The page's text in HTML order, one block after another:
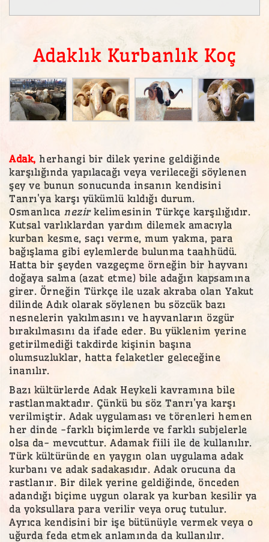
Adaklık Kurbanlık Koç
Adak, herhangi bir dilek yerine geldiğinde
karşılığında yapılacağı veya verileceği söylenen
şey ve bunun sonucunda insanın kendisini
Tanrı’ya karşı yükümlü kıldığı durum.
Osmanlıca nezirkelimesinin Türkçe karşılığıdır.
Kutsal varlıklardan yardım dilemek amacıyla
kurban kesme, saçı verme, mum yakma, para
bağışlama gibi eylemlerde bulunma taahhüdü.
Hatta bir şeyden vazgeçme örneğin bir hayvanı
doğaya salma (azat etme) bile adağın kapsamına
girer. Örneğin Türkçe ile uzak akraba olan Yakut
dilinde Adık olarak söylenen bu sözcük bazı
nesnelerin yakılmasını ve hayvanların özgür
bırakılmasını da ifade eder. Bu yüklenim yerine
getirilmediği takdirde kişinin başına
olumsuzluklar, hatta felaketler geleceğine
inanılır.
Bazı kültürlerde Adak Heykeli kavramına bile
rastlanmaktadır. Çünkü bu söz Tanrı’ya karşı
verilmiştir. Adak uygulaması ve törenleri hemen
her dinde -farklı biçimlerde ve farklı subjelerle
olsa da- mevcuttur. Adamak fiili ile de kullanılır.
Türk kültüründe en yaygın olan uygulama adak
kurbanı ve adak sadakasıdır. Adak orucuna da
rastlanır. Bir dilek yerine geldiğinde, önceden
adandığı biçime uygun olarak ya kurban kesilir ya
da yoksullara para verilir veya oruç tutulur.
Ayrıca kendisini bir işe bütünüyle vermek veya o
uğurda feda etmek anlamında da kullanılır.